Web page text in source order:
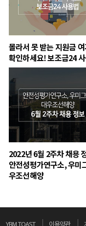
몰라서 못 받는 지원금
확인하세요! 보조금24
2022년 6월 2주차 채용
안전성평가연구소, 우미
우조선해양
YBM TOAST 이용약관